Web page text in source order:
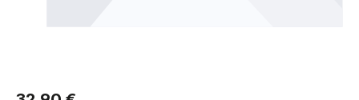
Regulärer Preis: